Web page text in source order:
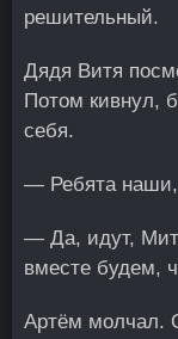
решительный.
Дядя Витя
Потом кивнул,
себя.
— Ребята
— Да, идут,
вместе будем,
Артём молчал.